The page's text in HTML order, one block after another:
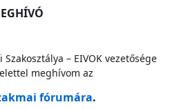
– EIVOK vezetősége
meghívom az
fórumára.